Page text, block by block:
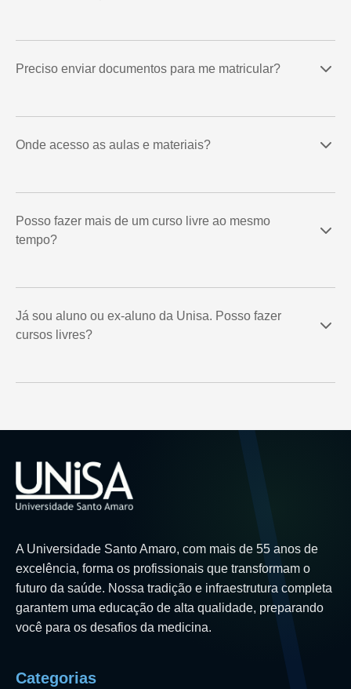
Preciso enviar documentos para me matricular?
Onde acesso as aulas e materiais?
Posso fazer mais de um curso livre ao mesmo
tempo?
Já sou aluno ou ex-aluno da Unisa. Posso fazer
cursos livres?
A Universidade Santo Amaro, com mais de 55 anos de
excelência, forma os profissionais que transformam o
futuro da saúde. Nossa tradição e infraestrutura completa
garantem uma educação de alta qualidade, preparando
você para os desafios da medicina.
Categorias